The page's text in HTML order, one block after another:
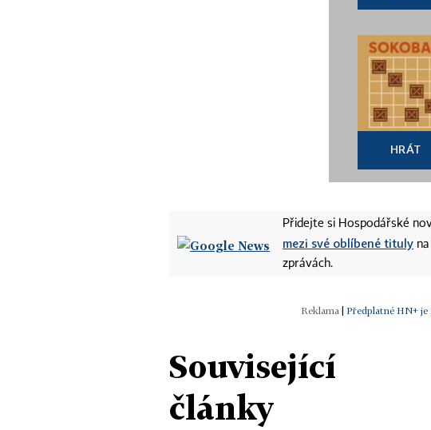
HRÁT
Přidejte si Hospodářské
mezi své oblíbené tituly
zprávách.
Předplatné HN+ je
Související
články